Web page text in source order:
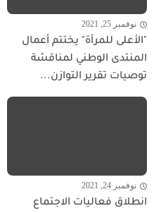
نوفمبر 25, 2021
"الأعلى للمرأة" يختتم أعمال
المنتدى الوطني لمناقشة
توصيات تقرير التوازن...
نوفمبر 24, 2021
انطلاق فعاليات الاجتماع